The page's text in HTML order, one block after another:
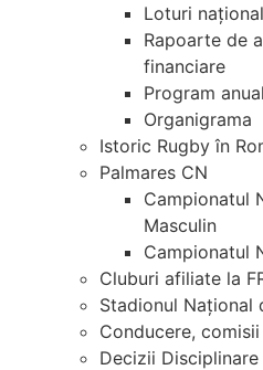
Loturi
Rapoarte de
financiare
Program
Organigrama
Istoric Rugby în
Palmares CN
Campionatul
Masculin
Campionatul
Cluburi afiliate la
Stadionul Național
Conducere,
Decizii Disciplinare